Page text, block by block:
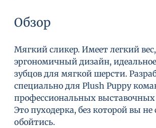
Обзор
Мягкий сликер. Имеет легкий вес,
эргономичный дизайн,
зубцов для мягкой шерсти.
специально для Plush Puppy
профессиональных выставочных
Это пуходерка, без которой вы
обойтись.